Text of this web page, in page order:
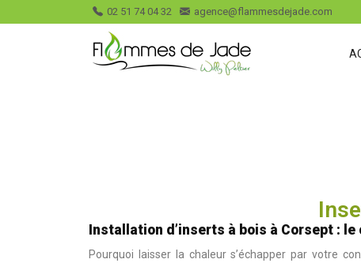
02 51 74 04 32 agence@flammesdejade.com
Installation d’inserts à bois à Corsept :
Pourquoi laisser la chaleur s’échapper par votre